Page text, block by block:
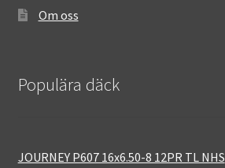
Om oss
Populära däck
JOURNEY P607 16x6.50-8 12PR TL NHS